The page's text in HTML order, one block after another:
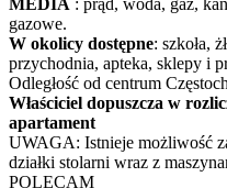
MEDIA : prąd, woda, gaz,
gazowe.
W okolicy dostępne: szkoła,
przychodnia, apteka, sklepy i
Odległość od centrum
Właściciel dopuszcza w
apartament
UWAGA: Istnieje możliwość
działki stolarni wraz z
POLECAM